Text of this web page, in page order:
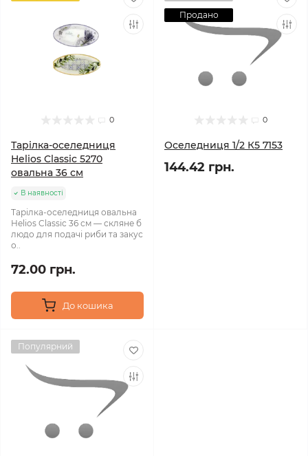
0
Тарілка-оселедниця
Helios Classic 5270
овальна 36 см
В наявності
Тарілка-оселедниця овальна
Helios Classic 36 см — скляне б
людо для подачі риби та закус
о..
72.00 грн.
До кошика
Продано
0
Оселедниця 1/2 К5 7153
144.42 грн.
Популярний